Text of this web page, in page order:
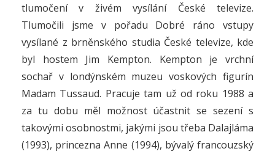
tlumočení v živém vysílání České televize.
Tlumočili jsme v pořadu Dobré ráno vstupy
vysílané z brněnského studia České televize, kde
byl hostem Jim Kempton. Kempton je vrchní
sochař v londýnském muzeu voskových figurín
Madam Tussaud. Pracuje tam už od roku 1988 a
za tu dobu měl možnost účastnit se sezení s
takovými osobnostmi, jakými jsou třeba Dalajláma
(1993), princezna Anne (1994), bývalý francouzský